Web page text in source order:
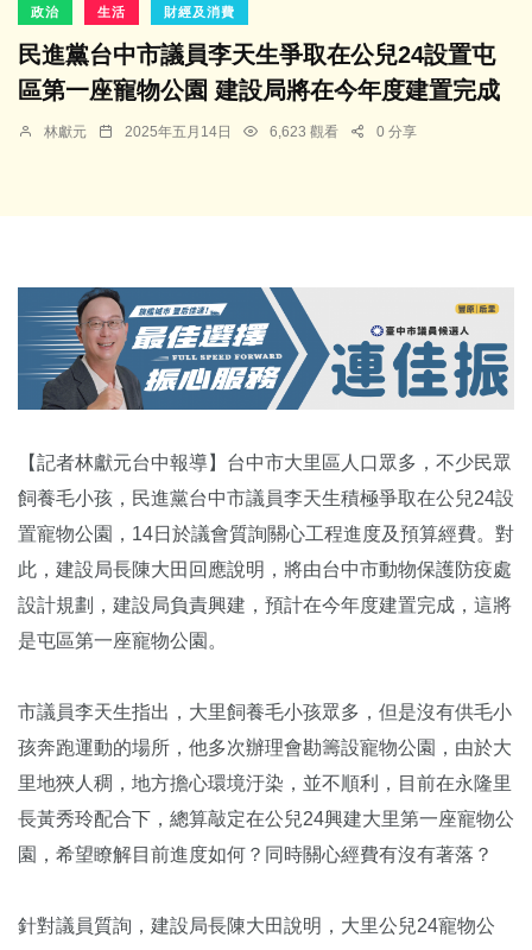
政治 生活 財經及消費
民進黨台中市議員李天生爭取在公兒24設置屯
區第一座寵物公園 建設局將在今年度建置完成
林獻元 2025年五月14日 6,623 觀看 0 分享
【記者林獻元台中報導】台中市大里區人口眾多，不少民眾
飼養毛小孩，民進黨台中市議員李天生積極爭取在公兒24設
置寵物公園，14日於議會質詢關心工程進度及預算經費。對
此，建設局長陳大田回應說明，將由台中市動物保護防疫處
設計規劃，建設局負責興建，預計在今年度建置完成，這將
是屯區第一座寵物公園。
市議員李天生指出，大里飼養毛小孩眾多，但是沒有供毛小
孩奔跑運動的場所，他多次辦理會勘籌設寵物公園，由於大
里地狹人稠，地方擔心環境汙染，並不順利，目前在永隆里
長黃秀玲配合下，總算敲定在公兒24興建大里第一座寵物公
園，希望瞭解目前進度如何？同時關心經費有沒有著落？
針對議員質詢，建設局長陳大田說明，大里公兒24寵物公